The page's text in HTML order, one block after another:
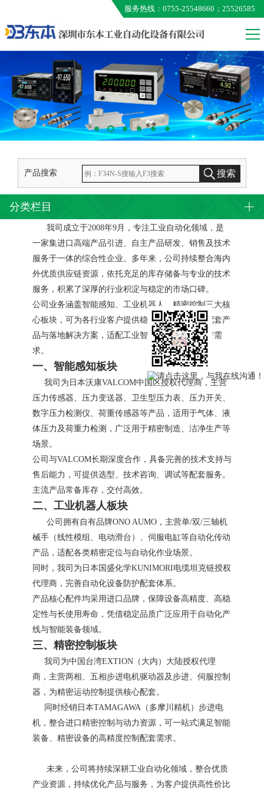
MEG
ONO AUMO
KUNIMORI
EXTION
TAMAGAWA
服务热线：0755-25548660；25526585
产品搜索 搜索
分类栏目
我司成立于2008年9月，专注工业自动化领域，是
一家集进口高端产品引进、自主产品研发、销售及技术
服务于一体的综合性企业。多年来，公司持续整合海内
外优质供应链资源，依托充足的库存储备与专业的技术
服务，积累了深厚的行业积淀与稳定的市场口碑。
公司业务涵盖智能感知、工业机器人、精密控制三大核
心板块，可为各行业客户提供稳定可靠的自动化配套产
品与落地解决方案，适配工业智能化、精密化生产需
求。
一、智能感知板块
我司为日本沃康VALCOM中国区授权代理商，主营
压力传感器、压力变送器、卫生型压力表、压力开关、
数字压力检测仪、荷重传感器等产品，适用于气体、液
体压力及荷重力检测，广泛用于精密制造、洁净生产等
场景。
公司与VALCOM长期深度合作，具备完善的技术支持与
售后能力，可提供选型、技术咨询、调试等配套服务。
主流产品常备库存，交付高效。
二、工业机器人板块
公司拥有自有品牌ONO AUMO，主营单/双/三轴机
械手（线性模组、电动滑台）、伺服电缸等自动化传动
产品，适配各类精密定位与自动化作业场景。
同时，我司为日本国盛化学KUNIMORI电缆坦克链授权
代理商，完善自动化设备防护配套体系。
产品核心配件均采用进口品牌，保障设备高精度、高稳
定性与长使用寿命，凭借稳定品质广泛应用于自动化产
线与智能装备领域。
三、精密控制板块
我司为中国台湾EXTION（大内）大陆授权代理
商，主营两相、五相步进电机驱动器及步进、伺服控制
器，为精密运动控制提供核心配套。
同时经销日本TAMAGAWA（多摩川精机）步进电
机，整合进口精密控制与动力资源，可一站式满足智能
装备、精密设备的高精度控制配套需求。
未来，公司将持续深耕工业自动化领域，整合优质
产业资源，持续优化产品与服务，为客户提供高性价比